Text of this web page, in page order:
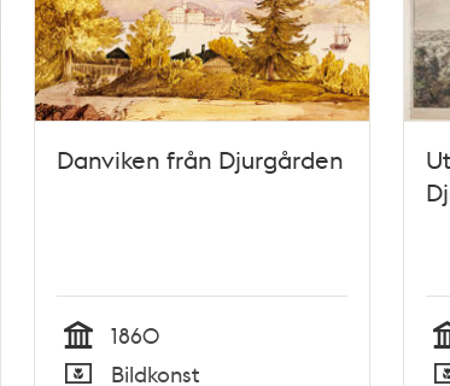
Danviken från Djurgården
Tid
1860
Bildkonst